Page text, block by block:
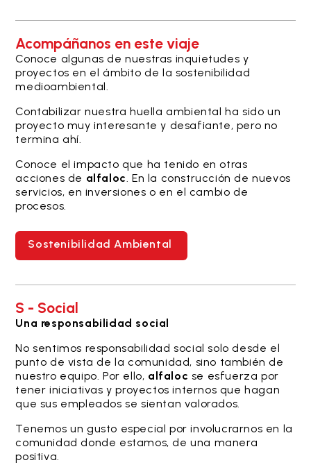
Acompáñanos en este viaje
Conoce algunas de nuestras inquietudes y
proyectos en el ámbito de la sostenibilidad
medioambiental.
Contabilizar nuestra huella ambiental ha sido un
proyecto muy interesante y desafiante, pero no
termina ahí.
Conoce el impacto que ha tenido en otras
acciones de alfaloc. En la construcción de nuevos
servicios, en inversiones o en el cambio de
procesos.
Sostenibilidad Ambiental
S - Social
Una responsabilidad social
No sentimos responsabilidad social solo desde el
punto de vista de la comunidad, sino también de
nuestro equipo. Por ello, alfaloc se esfuerza por
tener iniciativas y proyectos internos que hagan
que sus empleados se sientan valorados.
Tenemos un gusto especial por involucrarnos en la
comunidad donde estamos, de una manera
positiva.